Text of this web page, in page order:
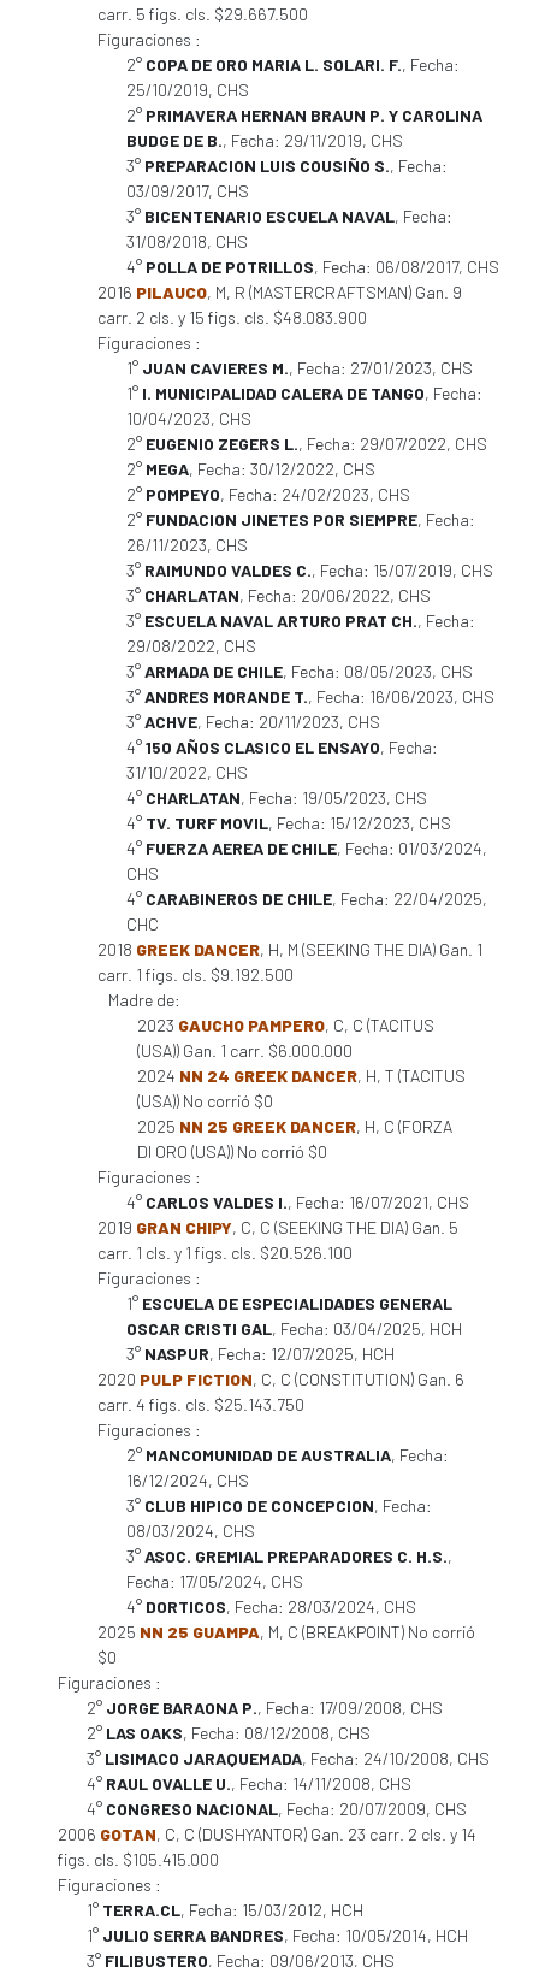
carr. 5 figs. cls. $29.667.500
Figuraciones :
2° COPA DE ORO MARIA L. SOLARI. F., Fecha:
25/10/2019, CHS
2° PRIMAVERA HERNAN BRAUN P. Y CAROLINA
BUDGE DE B., Fecha: 29/11/2019, CHS
3° PREPARACION LUIS COUSIÑO S., Fecha:
03/09/2017, CHS
3° BICENTENARIO ESCUELA NAVAL, Fecha:
31/08/2018, CHS
4° POLLA DE POTRILLOS, Fecha: 06/08/2017, CHS
2016 PILAUCO, M, R (MASTERCRAFTSMAN) Gan. 9
carr. 2 cls. y 15 figs. cls. $48.083.900
Figuraciones :
1° JUAN CAVIERES M., Fecha: 27/01/2023, CHS
1° I. MUNICIPALIDAD CALERA DE TANGO, Fecha:
10/04/2023, CHS
2° EUGENIO ZEGERS L., Fecha: 29/07/2022, CHS
2° MEGA, Fecha: 30/12/2022, CHS
2° POMPEYO, Fecha: 24/02/2023, CHS
2° FUNDACION JINETES POR SIEMPRE, Fecha:
26/11/2023, CHS
3° RAIMUNDO VALDES C., Fecha: 15/07/2019, CHS
3° CHARLATAN, Fecha: 20/06/2022, CHS
3° ESCUELA NAVAL ARTURO PRAT CH., Fecha:
29/08/2022, CHS
3°ARMADA DE CHILE, Fecha: 08/05/2023, CHS
3°ANDRES MORANDE T., Fecha: 16/06/2023, CHS
3°ACHVE, Fecha: 20/11/2023, CHS
4°150 AÑOS CLASICO EL ENSAYO, Fecha:
31/10/2022, CHS
4° CHARLATAN, Fecha: 19/05/2023, CHS
4° TV. TURF MOVIL, Fecha: 15/12/2023, CHS
4° FUERZA AEREA DE CHILE, Fecha: 01/03/2024,
CHS
4° CARABINEROS DE CHILE, Fecha: 22/04/2025,
CHC
2018 GREEK DANCER, H, M (SEEKING THE DIA) Gan. 1
carr. 1 figs. cls. $9.192.500
Madre de:
2023 GAUCHO PAMPERO, C, C (TACITUS
(USA)) Gan. 1 carr. $6.000.000
2024 NN 24 GREEK DANCER, H, T (TACITUS
(USA)) No corrió $0
2025 NN 25 GREEK DANCER, H, C (FORZA
DI ORO (USA)) No corrió $0
Figuraciones :
4° CARLOS VALDES I., Fecha: 16/07/2021, CHS
2019 GRAN CHIPY, C, C (SEEKING THE DIA) Gan. 5
carr. 1 cls. y 1 figs. cls. $20.526.100
Figuraciones :
1° ESCUELA DE ESPECIALIDADES GENERAL
OSCAR CRISTI GAL, Fecha: 03/04/2025, HCH
3° NASPUR, Fecha: 12/07/2025, HCH
2020 PULP FICTION, C, C (CONSTITUTION) Gan. 6
carr. 4 figs. cls. $25.143.750
Figuraciones :
2° MANCOMUNIDAD DE AUSTRALIA, Fecha:
16/12/2024, CHS
3° CLUB HIPICO DE CONCEPCION, Fecha:
08/03/2024, CHS
3°ASOC. GREMIAL PREPARADORES C. H.S.,
Fecha: 17/05/2024, CHS
4° DORTICOS, Fecha: 28/03/2024, CHS
2025 NN 25 GUAMPA, M, C (BREAKPOINT) No corrió
$0
Figuraciones :
2° JORGE BARAONA P., Fecha: 17/09/2008, CHS
2° LAS OAKS, Fecha: 08/12/2008, CHS
3° LISIMACO JARAQUEMADA, Fecha: 24/10/2008, CHS
4° RAUL OVALLE U., Fecha: 14/11/2008, CHS
4° CONGRESO NACIONAL, Fecha: 20/07/2009, CHS
2006 GOTAN, C, C (DUSHYANTOR) Gan. 23 carr. 2 cls. y 14
figs. cls. $105.415.000
Figuraciones :
1° TERRA.CL, Fecha: 15/03/2012, HCH
1° JULIO SERRA BANDRES, Fecha: 10/05/2014, HCH
3° FILIBUSTERO, Fecha: 09/06/2013, CHS